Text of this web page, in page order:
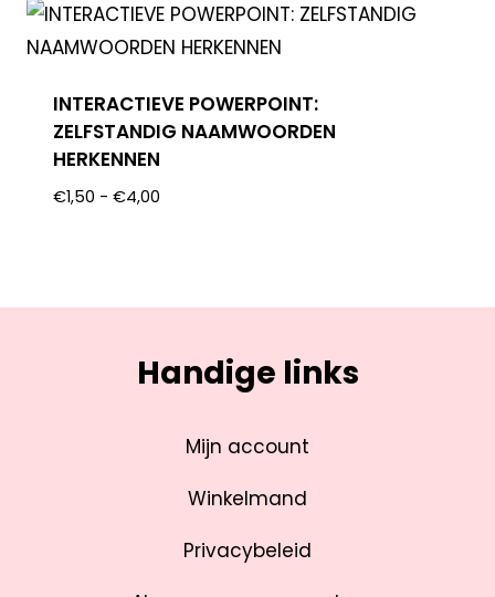
INTERACTIEVE POWERPOINT:
ZELFSTANDIG NAAMWOORDEN
HERKENNEN
€1,50 - €4,00
Handige links
Mijn account
Winkelmand
Privacybeleid